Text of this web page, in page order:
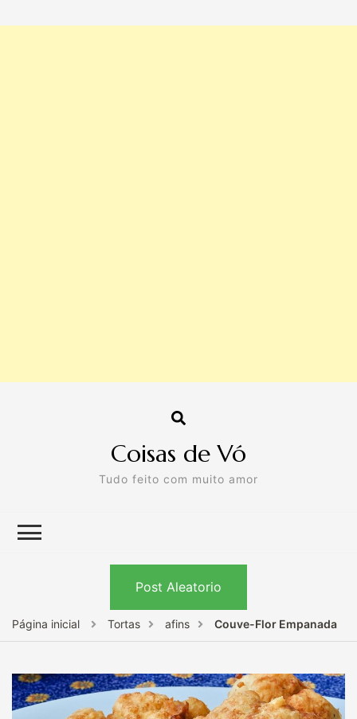
Coisas de Vó
Tudo feito com muito amor
Post Aleatorio
Página inicial Tortas afins Couve-Flor Empanada